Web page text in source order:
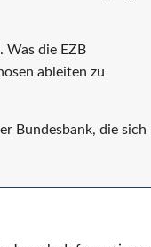
Was die EZB
ableiten zu
Bundesbank, die sich